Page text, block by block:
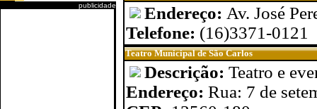
publicidade Endereço: Av. José
Telefone: (16)3371-0121
Teatro Municipal de São Carlos
Descrição: Teatro e
Endereço: Rua: 7 de